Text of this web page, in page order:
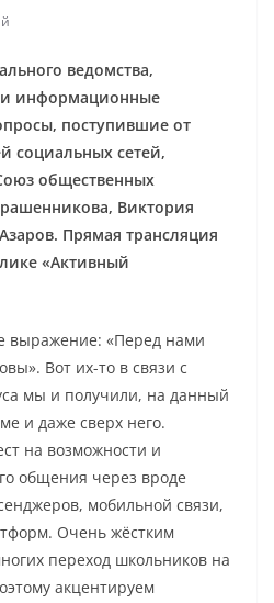
ведомства,
и информационные
поступившие от
социальных сетей,
общественных
Виктория
Прямая трансляция
«Активный
выражение: «Перед нами
Вот их-то в связи с
мы и получили, на данный
и даже сверх него.
на возможности и
общения через вроде
мобильной связи,
Очень жёстким
переход школьников на
акцентируем